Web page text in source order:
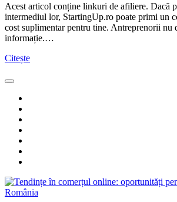
Acest articol conține linkuri de afiliere. Dacă
intermediul lor, StartingUp.ro poate primi un
cost suplimentar pentru tine. Antreprenorii nu
informație.…
Citește